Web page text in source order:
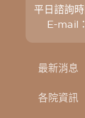
平日諮詢
E-mail：
最新消息
各院資訊